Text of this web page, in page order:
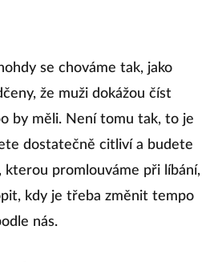
se chováme tak, jako
že muži dokážou číst
by měli. Není tomu tak, to je
dostatečně citliví a budete
promlouváme při líbání,
kdy je třeba změnit tempo
nás.